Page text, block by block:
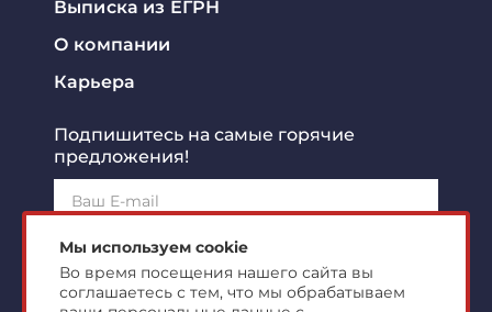
Выписка из ЕГРН
О компании
Карьера
Подпишитесь на самые горячие
предложения!
Подписаться!
Я ознакомлен сполитикой конфиденциальности
согласен наобработку персональных данных
Мы используем cookie
Во время посещения нашего сайта вы
соглашаетесь с тем, что мы обрабатываем